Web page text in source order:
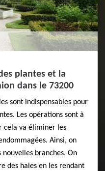
plantes et la
dans le 73200
sont indispensables pour
Les opérations sont à
cela va éliminer les
Ainsi, on
branches. On
des haies en les rendant